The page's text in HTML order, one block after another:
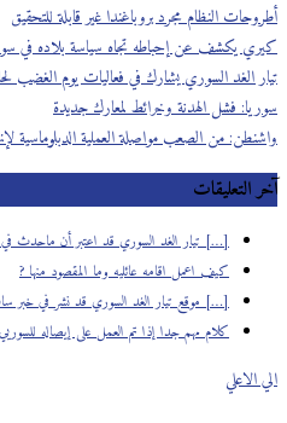
أطروحات النظام مجرد بروباغندا غير قابلة للتحقيق
كيري يكشف عن إحباطه تجاه سياسة بلاده في
تيار الغد السوري يشارك في فعاليات يوم الغضب
سوريا: فشل الهدنة وخرائط لمعارك جديدة
واشنطن: من الصعب مواصلة العملية الدبلوماسية
آخر التعليقات
[…] تيار الغد السوري قد اعتبر أن ماحدث في د
كيف اعمل اقامه عائليه وما المقصود منها ?
[…] موقع تيار الغد السوري قد نشر في خبر
كلام مهم جدا إذا تم العمل على إيصاله للسوريي
الي الاعلي